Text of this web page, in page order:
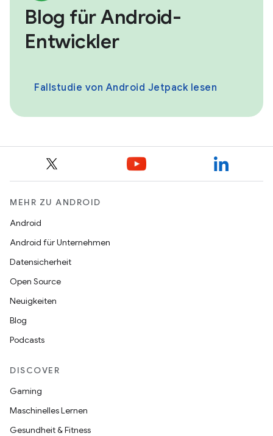
Blog für Android-
Entwickler
Fallstudie von Android Jetpack lesen
MEHR ZU ANDROID
Android
Android für Unternehmen
Datensicherheit
Open Source
Neuigkeiten
Blog
Podcasts
DISCOVER
Gaming
Maschinelles Lernen
Gesundheit & Fitness